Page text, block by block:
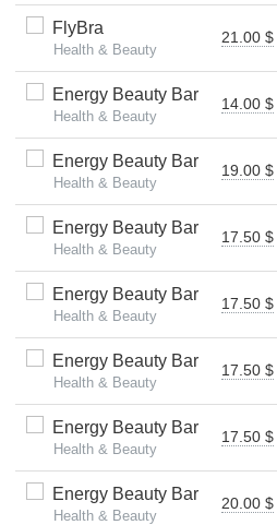
FlyBra
Health & Beauty
21.00 $
Energy Beauty Bar
Health & Beauty
14.00 $
Energy Beauty Bar
Health & Beauty
19.00 $
Energy Beauty Bar
Health & Beauty
17.50 $
Energy Beauty Bar
Health & Beauty
17.50 $
Energy Beauty Bar
Health & Beauty
17.50 $
Energy Beauty Bar
Health & Beauty
17.50 $
Energy Beauty Bar
Health & Beauty
20.00 $